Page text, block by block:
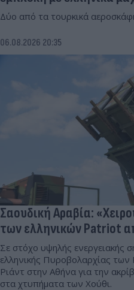
Δύο από τα τουρκικά
06.08.2026 20:35
Σαουδική Αραβία:
των ελληνικών Patriot
Σε στόχο υψηλής ενεργειακής
ελληνικής Πυροβολαρχίας
Ριάντ στην Αθήνα για την ακρίβεια των επιχειρήσεων απέναντι
στα χτυπήματα των Χούθι.